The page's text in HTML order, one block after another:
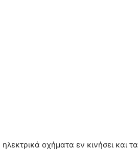
οχήματα εν κινήσει και τα